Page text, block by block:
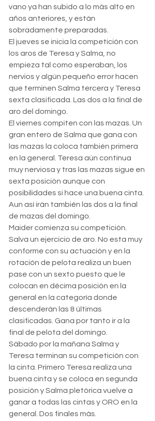
vano ya han subido a lo más alto en
años anteriores, y están
sobradamente preparadas.
El jueves se inicia la competición con
los aros de Teresa y Salma, no
empieza tal como esperaban, los
nervios y algún pequeño error hacen
que terminen Salma tercera y Teresa
sexta clasificada. Las dos a la final de
aro del domingo.
El viernes compiten con las mazas. Un
gran entero de Salma que gana con
las mazas la coloca también primera
en la general. Teresa aún continua
muy nerviosa y tras las mazas sigue en
sexta posición aunque con
posibilidades si hace una buena cinta.
Aun así irán también las dos a la final
de mazas del domingo.
Maider comienza su competición.
Salva un ejercicio de aro. No esta muy
conforme con su actuación y en la
rotación de pelota realiza un buen
pase con un sexto puesto que le
colocan en décima posición en la
general en la categoría donde
descenderán las 8 últimas
clasificadas. Gana por tanto ir a la
final de pelota del domingo.
Sábado por la mañana Salma y
Teresa terminan su competición con
la cinta. Primero Teresa realiza una
buena cinta y se coloca en segunda
posición y Salma pletórica vuelve a
ganar a todas las cintas y ORO en la
general. Dos finales más.